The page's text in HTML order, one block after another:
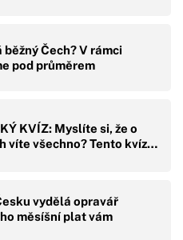
běžný Čech? V rámci
pod průměrem
KVÍZ: Myslíte si, že o
víte všechno? Tento kvíz…
vydělá opravář
měsíšní plat vám